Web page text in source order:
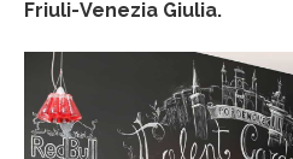
Friuli-Venezia Giulia.